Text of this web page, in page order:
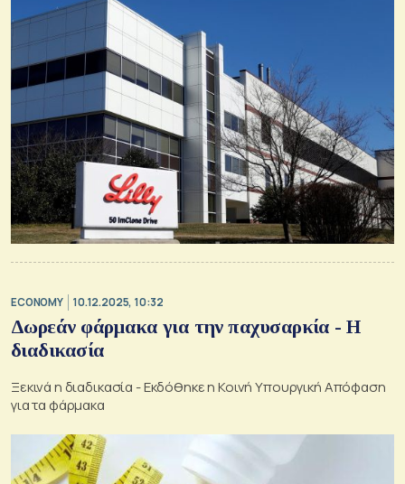
ECONOMY 10.12.2025, 10:32
Δωρεάν φάρμακα για την παχυσαρκία - Η
διαδικασία
Ξεκινά η διαδικασία - Εκδόθηκε η Κοινή Υπουργική Απόφαση
για τα φάρμακα